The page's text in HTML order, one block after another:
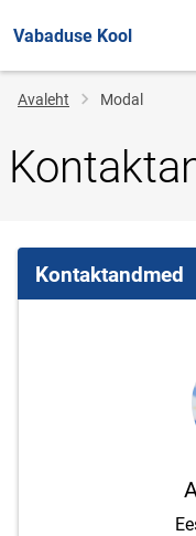
Vabaduse Kool
Jälglink
Avaleht Modal
Kontaktandmed